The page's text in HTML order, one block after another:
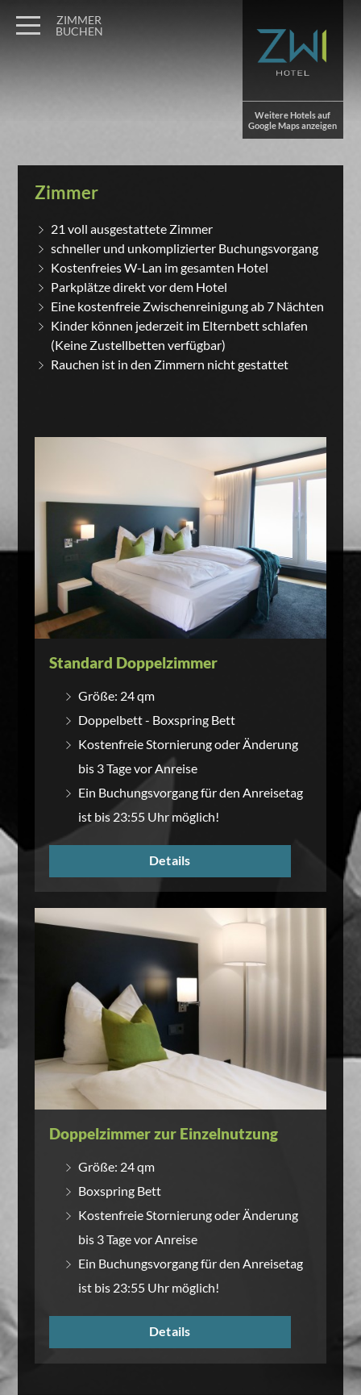
Weitere Hotels auf
Google Maps anzeigen
ZIMMER
BUCHEN
Zimmer
21 voll ausgestattete Zimmer
schneller und unkomplizierter Buchungsvorgang
Kostenfreies W-Lan im gesamten Hotel
Parkplätze direkt vor dem Hotel
Eine kostenfreie Zwischenreinigung ab 7 Nächten
Kinder können jederzeit im Elternbett schlafen
(Keine Zustellbetten verfügbar)
Rauchen ist in den Zimmern nicht gestattet
Standard Doppelzimmer
Größe: 24 qm
Doppelbett - Boxspring Bett
Kostenfreie Stornierung oder Änderung
bis 3 Tage vor Anreise
Ein Buchungsvorgang für den Anreisetag
ist bis 23:55 Uhr möglich!
Details
Doppelzimmer zur Einzelnutzung
Größe: 24 qm
Boxspring Bett
Kostenfreie Stornierung oder Änderung
bis 3 Tage vor Anreise
Ein Buchungsvorgang für den Anreisetag
ist bis 23:55 Uhr möglich!
Details